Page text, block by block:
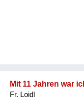
Mit 11 Jahren war
Fr. Loidl